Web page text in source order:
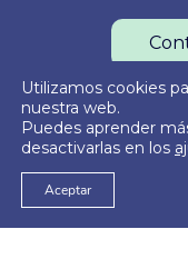
© 2026
Política de
Utilizamos cookies
nuestra web.
Puedes aprender
desactivarlas en los
Aceptar